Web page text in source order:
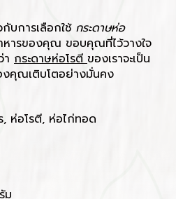
บการเลือกใช้ กระดาษห่อ
าหารของคุณ ขอบคุณที่ไว้วางใจ
า กระดาษห่อโรตีของเราจะเป็น
งคุณเติบโตอย่างมั่นคง
ห่อโรตี, ห่อไก่ทอด
ม